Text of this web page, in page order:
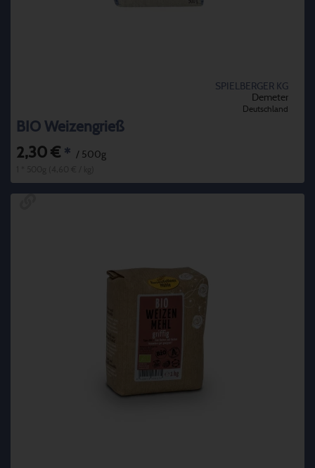
SPIELBERGER KG
Demeter
Deutschland
BIO Weizengrieß
2,30 € * / 500g